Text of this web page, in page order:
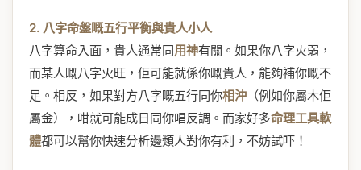
2. 八字命盤嘅五行平衡與貴人小人
八字算命入面，貴人通常同用神有關。如果你八字火弱，
而某人嘅八字火旺，佢可能就係你嘅貴人，能夠補你嘅不
足。相反，如果對方八字嘅五行同你相沖 （例如你屬木佢
屬金），咁就可能成日同你唱反調。而家好多命理工具軟
體都可以幫你快速分析邊類人對你有利，不妨試吓！